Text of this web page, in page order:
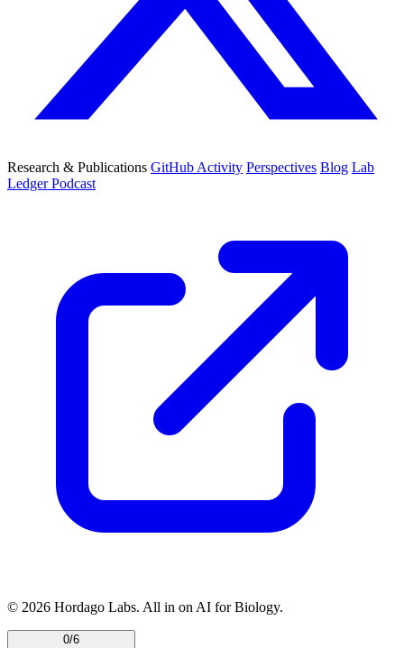
Research & Publications GitHub Activity Perspectives Blog Lab
Ledger Podcast
© 2026 Hordago Labs. All in on AI for Biology.
0/6